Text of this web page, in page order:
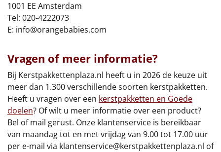
Uniek
Alle thema's
Artikel
Hitster NIEUW
Pizzarette
Tas
Wake up light
NIEUW
1001 EE Amsterdam
Tel: 020-4222073
E: info@orangebabies.com
Vragen of meer informatie?
Bij Kerstpakkettenplaza.nl heeft u in 2026 de keuze uit
meer dan 1.300 verschillende soorten kerstpakketten.
Heeft u vragen over een kerstpakketten en Goede
doelen? Of wilt u meer informatie over een product?
Bel of mail gerust. Onze klantenservice is bereikbaar
van maandag tot en met vrijdag van 9.00 tot 17.00 uur
per e-mail via klantenservice@kerstpakkettenplaza.nl of